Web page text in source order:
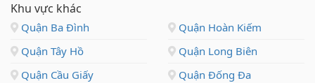
Khu vực khác
Quận Ba Đình
Quận Hoàn Kiếm
Quận Tây Hồ
Quận Long Biên
Quận Cầu Giấy
Quận Đống Đa